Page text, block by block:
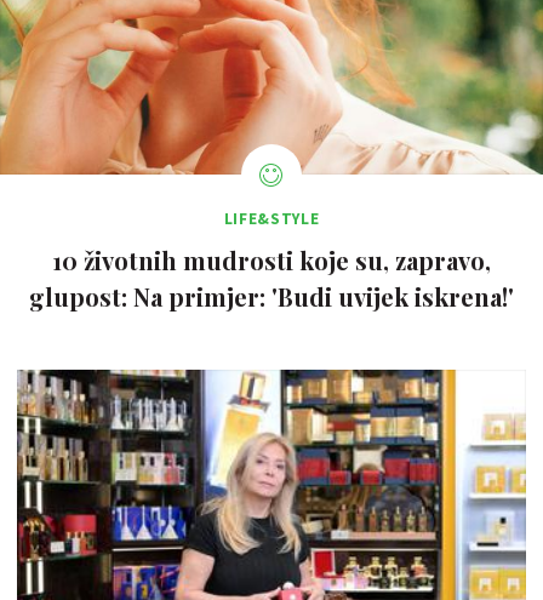
LIFE&STYLE
10 životnih mudrosti koje su, zapravo,
glupost: Na primjer: 'Budi uvijek iskrena!'